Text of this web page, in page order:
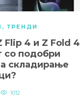
, ТРЕНДИ
Flip 4 и Z Fold 4
со подобри
складирање
1012